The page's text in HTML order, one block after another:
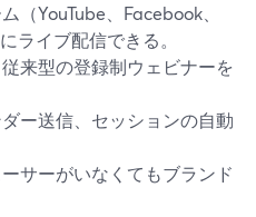
（YouTube、Facebook、
ライブ配信できる。
来型の登録制ウェビナーを
ー送信、セッションの自動
サーがいなくてもブランド